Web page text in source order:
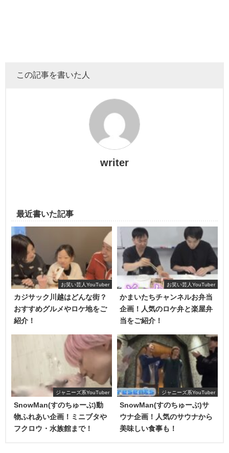
2021年9月に新発売された
「UUUNI(ウーニ)Bright Up Skin
美容成分が37種類も配合されてる
スピキュールというのは皮脂コンディショニング剤のこと
全国の薬局やバラエティショップ、コスメ
ショッピングモール
一部店舗では取り扱いがない場合があるそうなので確認し
【店頭発売開始】
10/8本日より店頭発売を順次開始します✨
▼店舗情報
https://t.co/akgBY0Da1c
※イオンも追加されました。
＊一部お取り扱いのない店舗がございます。
＊お取扱い製品については、お近くの店舗へお問い
合わせください。
— UUUNI (@uuuni_cosmetics)October 8, 2021
この記事を書いた人
writer
最近書いた記事
お笑い芸人YouTuber
カジサック川越はどんな街？
おすすめグルメやロケ地をご
紹介！
お笑い芸人YouTuber
かまいたちチャンネルお弁当
企画！人気のロケ弁と楽屋弁
当をご紹介！
ジャニーズ系YouTuber
SnowMan(すのちゅーぶ)動
物ふれあい企画！ミニブタや
フクロウ・水族館まで！
ジャニーズ系YouTuber
SnowMan(すのちゅーぶ)サ
ウナ企画！人気のサウナから
美味しい食事も！